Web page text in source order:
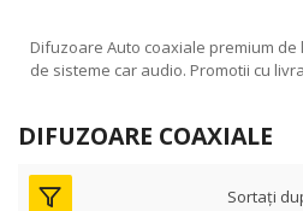
Difuzoare Auto coaxiale premium
de sisteme car audio. Promotii cu
DIFUZOARE COAXIALE
Sortați